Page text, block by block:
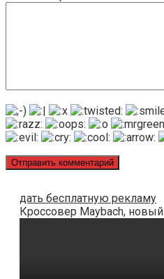
дать бесплатную рекламу
Кроссовер Maybach, новый